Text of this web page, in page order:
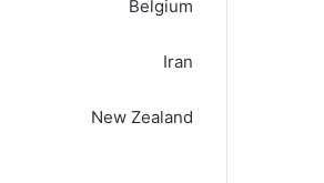
Belgium
Iran
New Zealand